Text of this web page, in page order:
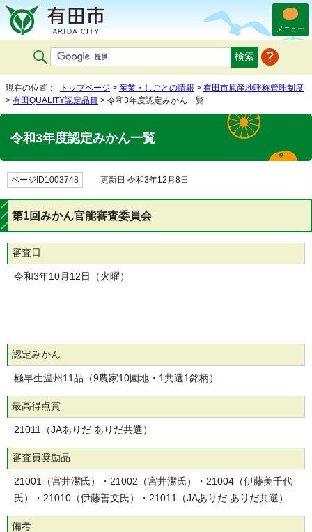
メニュー
現在の位置： トップページ > 産業・しごとの情報 > 有田市原産地呼称管理制度
> 有田QUALITY認定品目 > 令和3年度認定みかん一覧
令和3年度認定みかん一覧
ページID1003748 更新日 令和3年12月8日
第1回みかん官能審査委員会
審査日
令和3年10月12日（火曜）
認定みかん
極早生温州11品（9農家10園地・1共選1銘柄）
最高得点賞
21011（JAありだ ありだ共選）
審査員奨励品
21001（宮井潔氏）・21002（宮井潔氏）・21004（伊藤美千代
氏）・21010（伊藤善文氏）・21011（JAありだ ありだ共選）
備考